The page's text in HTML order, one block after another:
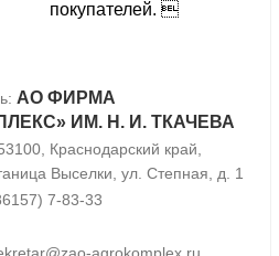
покупателей. 
АО ФИРМА
ИМ. Н. И. ТКАЧЕВА
Краснодарский край,
Выселки, ул. Степная, д. 1
7-83-33